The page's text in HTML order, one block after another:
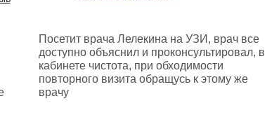
Посетит врача Лелекина на УЗИ, врач все
доступно объяснил и проконсультировал, в
кабинете чистота, при обходимости
повторного визита обращусь к этому же
врачу